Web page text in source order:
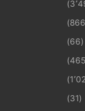
(66)
(31)